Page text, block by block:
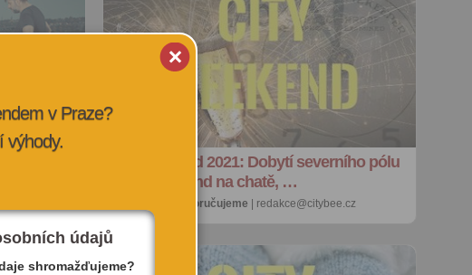
První víkend 2021: Dobytí severního pólu
Prahy, Víkend na chatě, …
doporučujeme | redakce@citybee.cz
v Praze?
výhody.
údajů
shromažďujeme?